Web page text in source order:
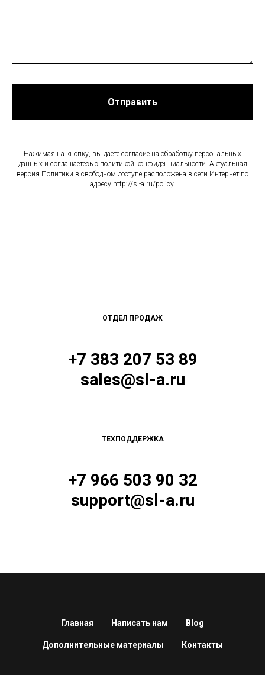
Отправить
Нажимая на кнопку, вы даете согласие на обработку персональных
данных и соглашаетесь c политикой конфиденциальности. Актуальная
версия Политики в свободном доступе расположена в сети Интернет по
адресу http://sl-a.ru/policy.
ОТДЕЛ ПРОДАЖ
+7 383 207 53 89
sales@sl-a.ru
ТЕХПОДДЕРЖКА
+7 966 503 90 32
support@sl-a.ru
Главная Написать нам Blog
Дополнительные материалы Контакты